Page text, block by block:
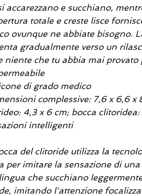
accarezzano e succhiano,
totale e creste lisce
ovunque ne abbiate bisogno.
gradualmente verso un
niente che tu abbia mai provato
di grado medico
complessive: 7,6 x 6,6 x
4,3 x 6 cm; bocca clitoridea:
intelligenti
del clitoride utilizza la
per imitare la sensazione di
che succhiano
imitando l'attenzione